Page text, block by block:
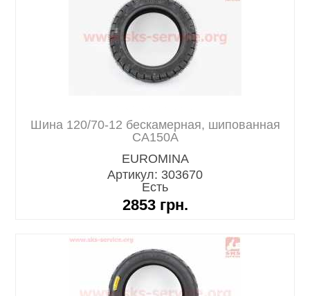
Шина 120/70-12 бескамерная, шипованная
CA150A
EUROMINA
Артикул: 303670
Есть
2853 грн.